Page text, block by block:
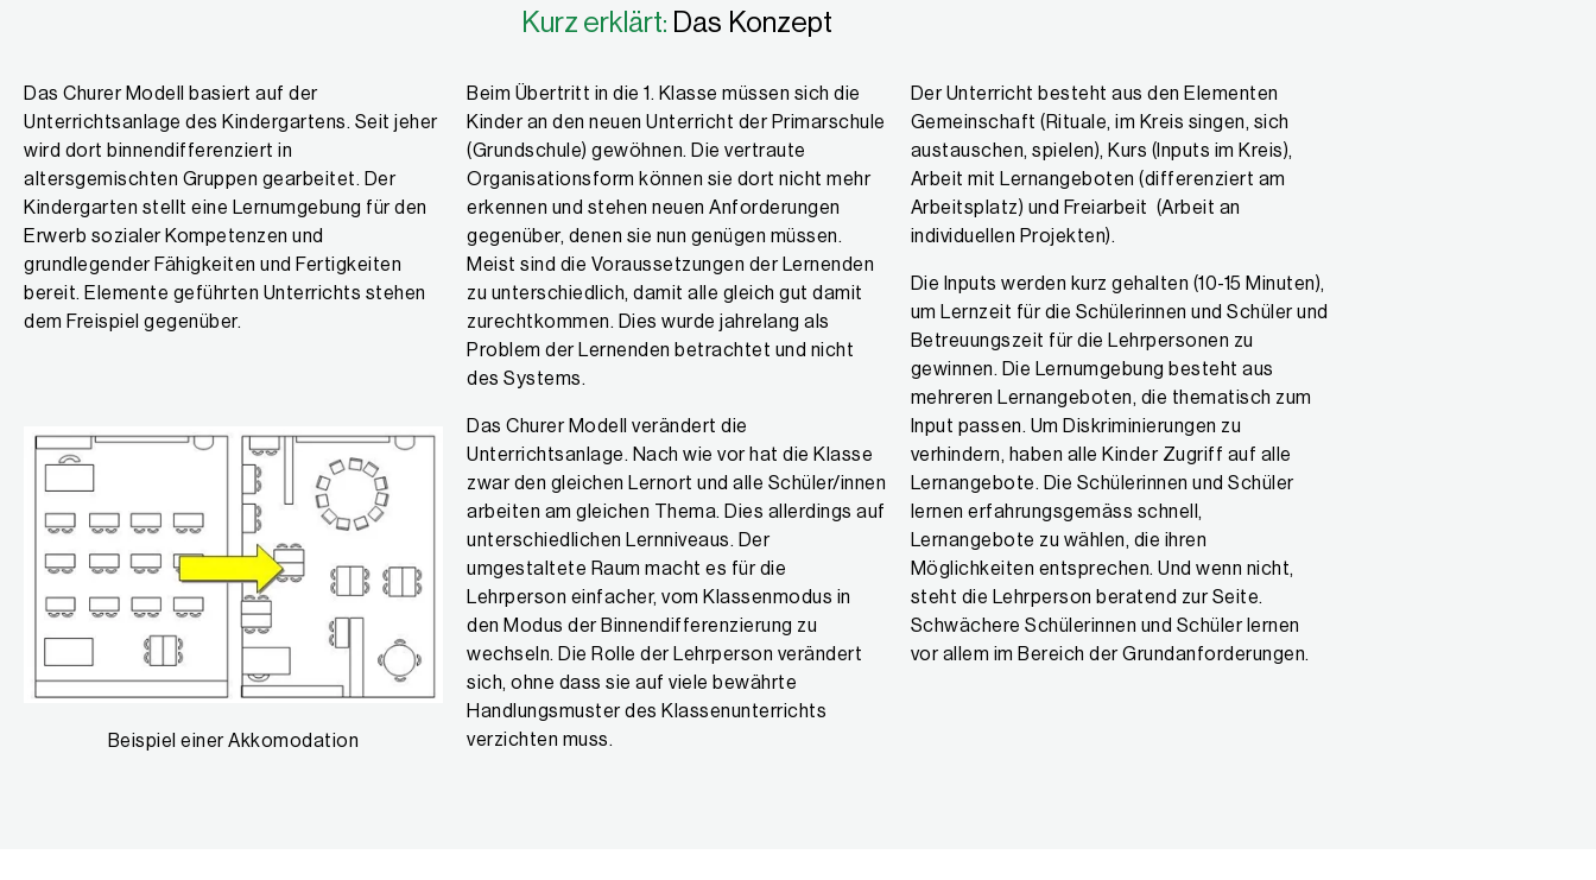
Kurz erklärt: Das Konzept
Das Churer Modell basiert auf der
Unterrichtsanlage des Kindergartens. Seit jeher
wird dort binnendifferenziert in
altersgemischten Gruppen gearbeitet. Der
Kindergarten stellt eine Lernumgebung für den
Erwerb sozialer Kompetenzen und
grundlegender Fähigkeiten und Fertigkeiten
bereit. Elemente geführten Unterrichts stehen
dem Freispiel gegenüber.
Beispiel einer Akkomodation
Beim Übertritt in die 1. Klasse müssen sich die
Kinder an den neuen Unterricht der Primarschule
(Grundschule) gewöhnen. Die vertraute
Organisationsform können sie dort nicht mehr
erkennen und stehen neuen Anforderungen
gegenüber, denen sie nun genügen müssen.
Meist sind die Voraussetzungen der Lernenden
zu unterschiedlich, damit alle gleich gut damit
zurechtkommen. Dies wurde jahrelang als
Problem der Lernenden betrachtet und nicht
des Systems.
Das Churer Modell verändert die
Unterrichtsanlage. Nach wie vor hat die Klasse
zwar den gleichen Lernort und alle Schüler/innen
arbeiten am gleichen Thema. Dies allerdings auf
unterschiedlichen Lernniveaus. Der
umgestaltete Raum macht es für die
Lehrperson einfacher, vom Klassenmodus in
den Modus der Binnendifferenzierung zu
wechseln. Die Rolle der Lehrperson verändert
sich, ohne dass sie auf viele bewährte
Handlungsmuster des Klassenunterrichts
verzichten muss.
Der Unterricht besteht aus den Elementen
Gemeinschaft (Rituale, im Kreis singen, sich
austauschen, spielen), Kurs (Inputs im Kreis),
Arbeit mit Lernangeboten (differenziert am
Arbeitsplatz) und Freiarbeit (Arbeit an
individuellen Projekten).
Die Inputs werden kurz gehalten (10-15 Minuten),
um Lernzeit für die Schülerinnen und Schüler und
Betreuungszeit für die Lehrpersonen zu
gewinnen. Die Lernumgebung besteht aus
mehreren Lernangeboten, die thematisch zum
Input passen. Um Diskriminierungen zu
verhindern, haben alle Kinder Zugriff auf alle
Lernangebote. Die Schülerinnen und Schüler
lernen erfahrungsgemäss schnell,
Lernangebote zu wählen, die ihren
Möglichkeiten entsprechen. Und wenn nicht,
steht die Lehrperson beratend zur Seite.
Schwächere Schülerinnen und Schüler lernen
vor allem im Bereich der Grundanforderungen.